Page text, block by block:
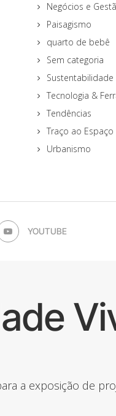
Negócios e
Paisagismo
quarto de bebê
Sem categoria
Sustentabilidade
Tecnologia &
Tendências
Traço ao Espaço
Urbanismo
YOUTUBE
a exposição de